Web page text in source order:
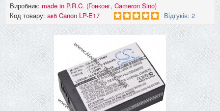
Виробник: made in P.R.C. (Гонконг, Cameron Sino)
Код товару: акб Canon LP-E17 Відгуків: 2